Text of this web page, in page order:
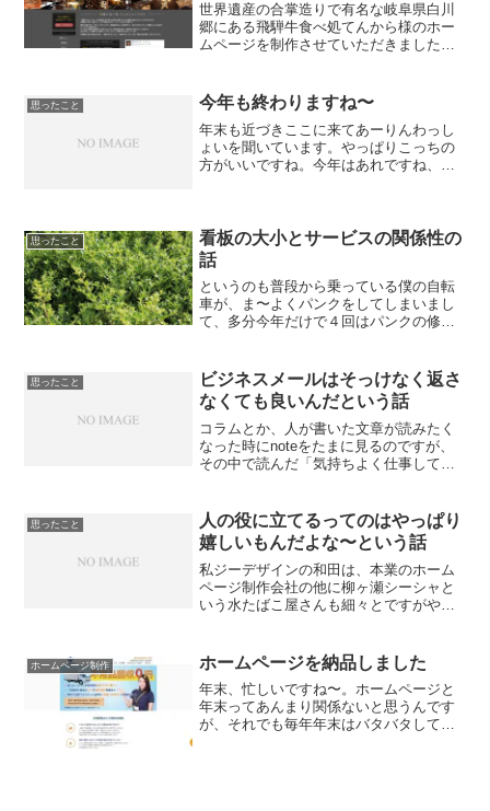
世界遺産の合掌造りで有名な岐阜県白川
郷にある飛騨牛食べ処てんから様のホー
ムページを制作させていただきました。
スポンサーが付くぐらい上手でして、な
んとお店の名前である「て...
思ったこと 今年も終わりますね〜
年末も近づきここに来てあーりんわっし
ょいを聞いています。やっぱりこっちの
方がいいですね。今年はあれですね、シ
いうのも大げさですが。で...
思ったこと
看板の大小とサービスの関係性の
話
というのも普段から乗っている僕の自転
車が、ま〜よくパンクをしてしまいまし
て、多分今年だけで４回はパンクの修理
お願いしていたのですが、さすがにこれ
だけ頻繁にパンクが起きる...
思ったこと
ビジネスメールはそっけなく返さ
なくても良いんだという話
コラムとか、人が書いた文章が読みたく
なった時にnoteをたまに見るのですが、
その中で読んだ「気持ちよく仕事しても
かで、影の立役者となる人物が持ち合わ
せているスキルのひと...
思ったこと
人の役に立てるってのはやっぱり
嬉しいもんだよな〜という話
私ジーデザインの和田は、本業のホーム
ページ制作会社の他に柳ヶ瀬シーシャと
いう水たばこ屋さんも細々とですがやっ
業の方から、「和田くんがホームページ
で紹介してくれたおかげで...
ホームページ制作 ホームページを納品しました
年末、忙しいですね〜。ホームページと
年末ってあんまり関係ないと思うんです
が、それでも毎年年末はバタバタしてお